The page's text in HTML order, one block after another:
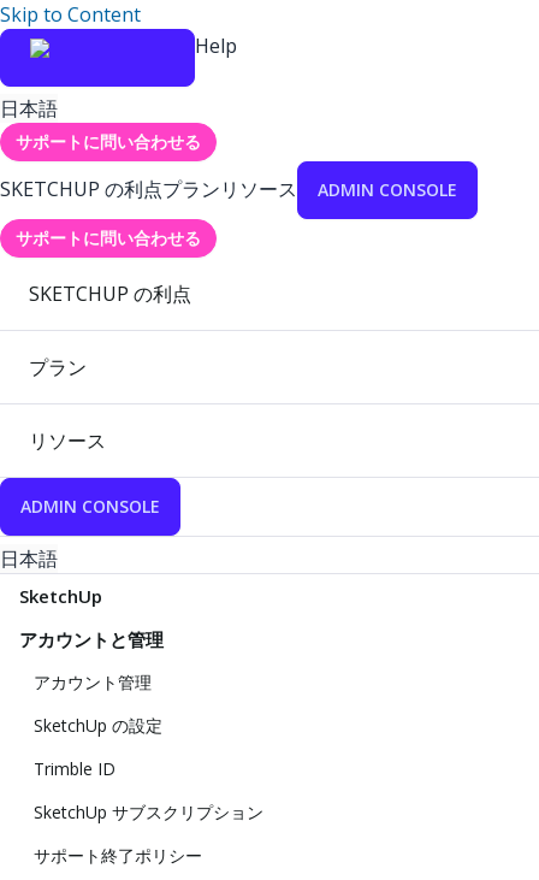
Skip to Content
Help
日本語
サポートに問い合わせる
SKETCHUP の利点プランリソース ADMIN CONSOLE
サポートに問い合わせる
SKETCHUP の利点
プラン
リソース
ADMIN CONSOLE
日本語
SketchUp
アカウントと管理
アカウント管理
SketchUp の設定
Trimble ID
SketchUp サブスクリプション
サポート終了ポリシー